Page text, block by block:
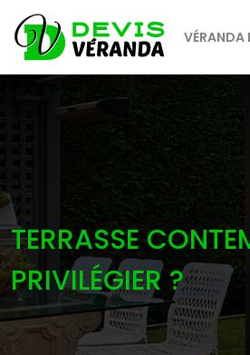
VÉRANDA
TERRASSE
PRIVILÉGIER ?